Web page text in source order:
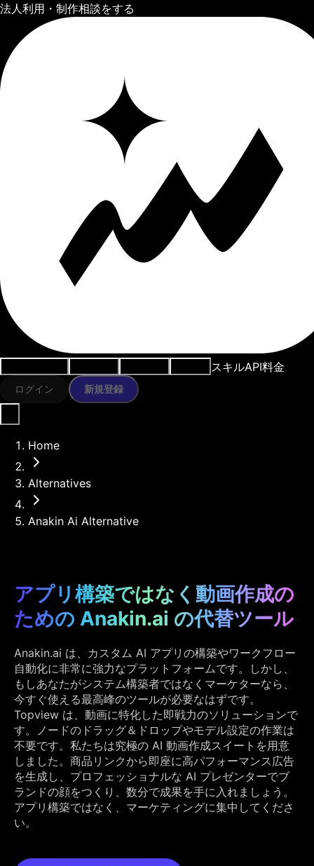
法人利用・制作相談をする
スキルAPI料金
ログイン 新規登録
Home
Alternatives
Anakin Ai Alternative
アプリ構築ではなく動画作成の
ための Anakin.ai の代替ツール
Anakin.ai は、カスタム AI アプリの構築やワークフロー
自動化に非常に強力なプラットフォームです。しかし、
もしあなたがシステム構築者ではなくマーケターなら、
今すぐ使える最高峰のツールが必要なはずです。
Topview は、動画に特化した即戦力のソリューションで
す。ノードのドラッグ＆ドロップやモデル設定の作業は
不要です。私たちは究極の AI 動画作成スイートを用意
しました。商品リンクから即座に高パフォーマンス広告
を生成し、プロフェッショナルな AI プレゼンターでブ
ランドの顔をつくり、数分で成果を手に入れましょう。
アプリ構築ではなく、マーケティングに集中してくださ
い。